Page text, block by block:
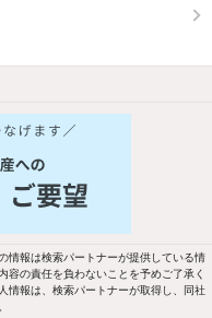
！
2階以上
ペット相談
独立洗面台
ル通知
第、メ
受け取る
情報は検索パートナーが提供している情
容の責任を負わないことを予めご了承く
情報は、検索パートナーが取得し、同社